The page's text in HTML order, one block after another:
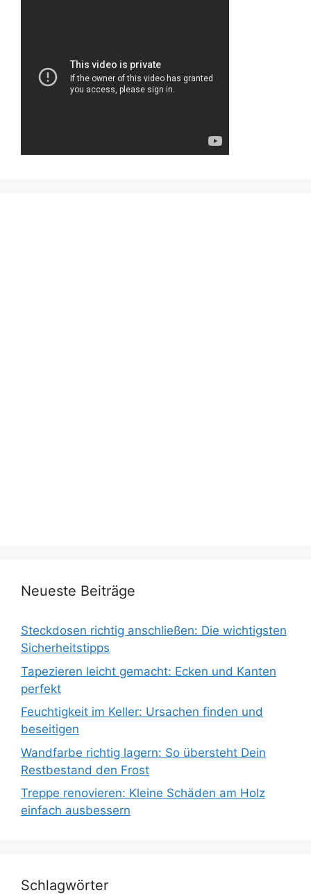
Neueste Beiträge
Steckdosen richtig anschließen: Die wichtigsten
Sicherheitstipps
Tapezieren leicht gemacht: Ecken und Kanten
perfekt
Feuchtigkeit im Keller: Ursachen finden und
beseitigen
Wandfarbe richtig lagern: So übersteht Dein
Restbestand den Frost
Treppe renovieren: Kleine Schäden am Holz
einfach ausbessern
Schlagwörter